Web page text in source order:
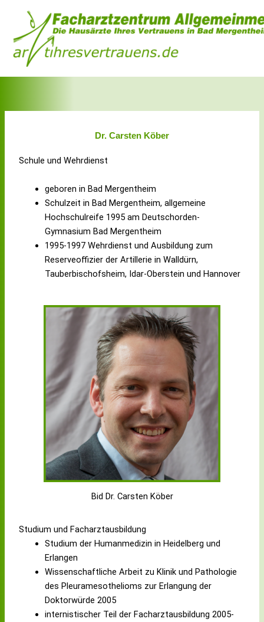
springen
Dr. Carsten Köber
Schule und Wehrdienst
geboren in Bad Mergentheim
Schulzeit in Bad Mergentheim, allgemeine
Hochschulreife 1995 am Deutschorden-
Gymnasium Bad Mergentheim
1995-1997 Wehrdienst und Ausbildung zum
Reserveoffizier der Artillerie in Walldürn,
Tauberbischofsheim, Idar-Oberstein und Hannover
Bid Dr. Carsten Köber
Studium und Facharztausbildung
Studium der Humanmedizin in Heidelberg und
Erlangen
Wissenschaftliche Arbeit zu Klinik und Pathologie
des Pleuramesothelioms zur Erlangung der
Doktorwürde 2005
internistischer Teil der Facharztausbildung 2005-